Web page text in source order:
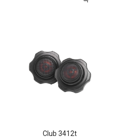
club 3412t